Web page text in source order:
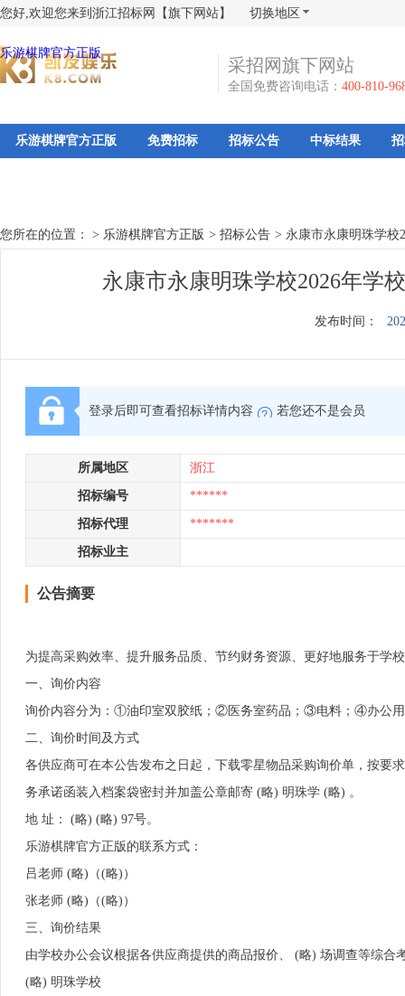
您好,欢迎您来到浙江招标网【旗下网站】 切换地区
乐游棋牌官方正版
采招网旗下网站
全国免费咨询电话： 400-810-
乐游棋牌官方正版 免费招标 招标公告 中标结果
您所在的位置： > 乐游棋牌官方正版 > 招标公告 > 永康市永康明珠学校
永康市永康明珠学校2026年学
发布时间：
登录后即可查看招标详情内容 若您还不是会员
所属地区 浙江
招标编号 ******
招标代理 *******
招标业主
公告摘要
为提高采购效率、提升服务品质、节约财务资源、更好地服务于学
一、询价内容
询价内容分为：①油印室双胶纸；②医务室药品；③电料；④办公
二、询价时间及方式
各供应商可在本公告发布之日起，下载零星物品采购询价单，按要
务承诺函装入档案袋密封并加盖公章邮寄 (略) 明珠学 (略) 。
地 址： (略) (略) 97号。
乐游棋牌官方正版的联系方式：
吕老师 (略)（(略)）
张老师 (略)（(略)）
三、询价结果
由学校办公会议根据各供应商提供的商品报价、 (略) 场调查等综
(略) 明珠学校